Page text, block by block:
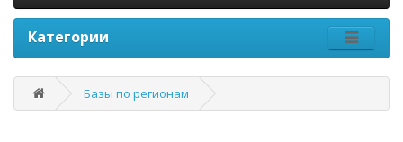
Категории
Базы по регионам